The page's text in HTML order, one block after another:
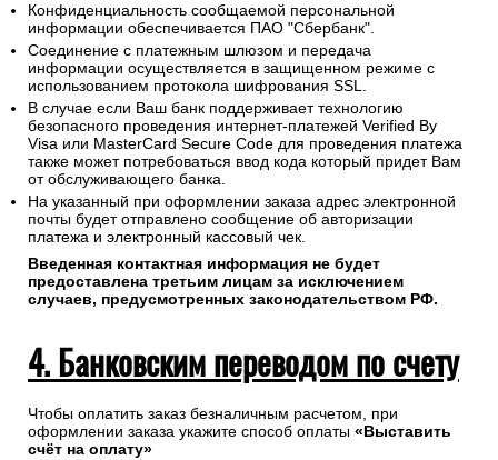
Конфиденциальность сообщаемой персональной
информации обеспечивается ПАО "Сбербанк".
Соединение с платежным шлюзом и передача
информации осуществляется в защищенном режиме с
использованием протокола шифрования SSL.
В случае если Ваш банк поддерживает технологию
безопасного проведения интернет-платежей Verified By
Visa или MasterCard Secure Code для проведения платежа
также может потребоваться ввод кода который придет Вам
от обслуживающего банка.
На указанный при оформлении заказа адрес электронной
почты будет отправлено сообщение об авторизации
платежа и электронный кассовый чек.
Введенная контактная информация не будет
предоставлена третьим лицам за исключением
случаев, предусмотренных законодательством РФ.
4. Банковским переводом по счету
Чтобы оплатить заказ безналичным расчетом, при
оформлении заказа укажите способ оплаты «Выставить
счёт на оплату»